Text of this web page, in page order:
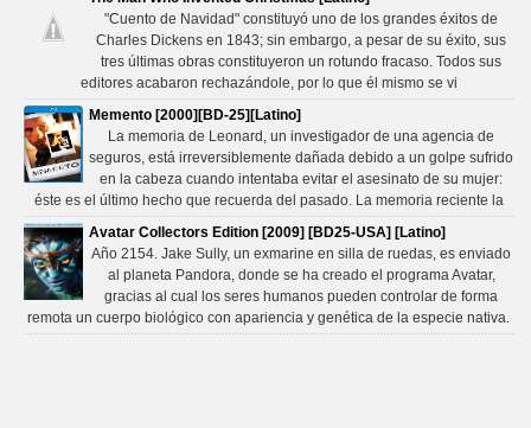
"Cuento de Navidad" constituyó uno de los grandes éxitos de
Charles Dickens en 1843; sin embargo, a pesar de su éxito, sus
tres últimas obras constituyeron un rotundo fracaso. Todos sus
editores acabaron rechazándole, por lo que él mismo se vi
Memento [2000][BD-25][Latino]
La memoria de Leonard, un investigador de una agencia de
seguros, está irreversiblemente dañada debido a un golpe sufrido
en la cabeza cuando intentaba evitar el asesinato de su mujer:
éste es el último hecho que recuerda del pasado. La memoria reciente la
Avatar Collectors Edition [2009] [BD25-USA] [Latino]
Año 2154. Jake Sully, un exmarine en silla de ruedas, es enviado
al planeta Pandora, donde se ha creado el programa Avatar,
gracias al cual los seres humanos pueden controlar de forma
remota un cuerpo biológico con apariencia y genética de la especie nativa.